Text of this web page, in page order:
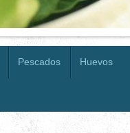
Pescados Huevos